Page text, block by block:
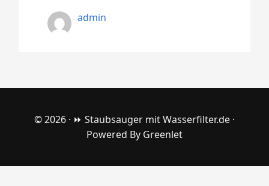
admin
© 2026 · ⏩ Staubsauger mit Wasserfilter.de ·
Powered By Greenlet